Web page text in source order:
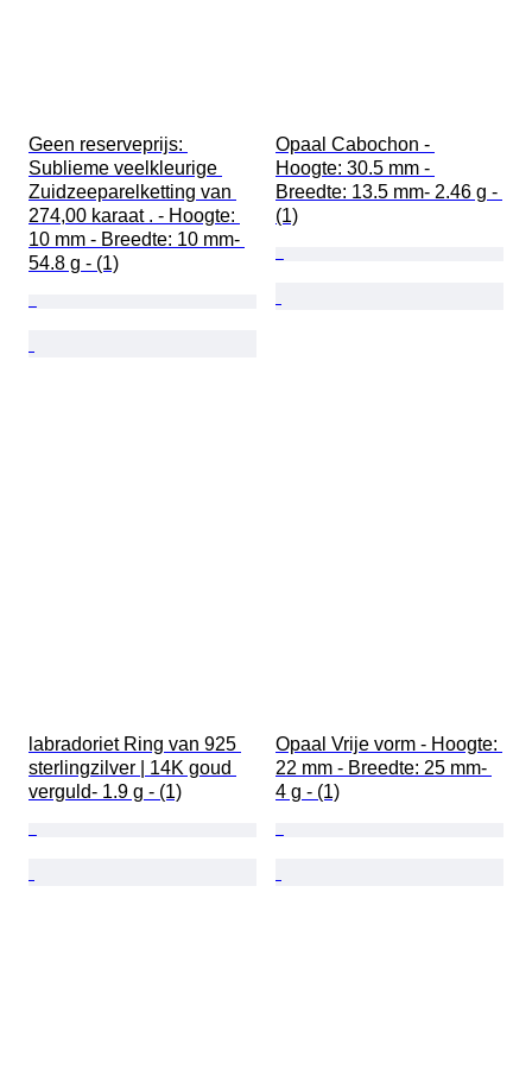
Geen reserveprijs:
Sublieme veelkleurige
Zuidzeeparelketting van
274,00 karaat . - Hoogte:
10 mm - Breedte: 10 mm-
54.8 g - (1)
Opaal Cabochon -
Hoogte: 30.5 mm -
Breedte: 13.5 mm- 2.46 g -
(1)
labradoriet Ring van 925
sterlingzilver | 14K goud
verguld- 1.9 g - (1)
Opaal Vrije vorm - Hoogte:
22 mm - Breedte: 25 mm-
4 g - (1)